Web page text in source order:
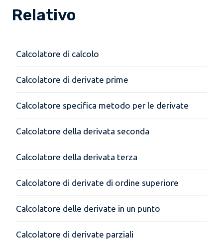
Relativo
Calcolatore di calcolo
Calcolatore di derivate prime
Calcolatore specifica metodo per le derivate
Calcolatore della derivata seconda
Calcolatore della derivata terza
Calcolatore di derivate di ordine superiore
Calcolatore delle derivate in un punto
Calcolatore di derivate parziali